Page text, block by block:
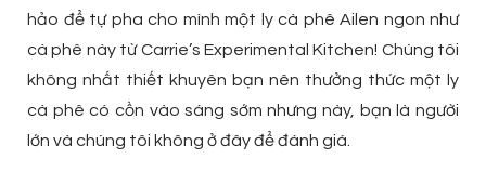
hảo để tự pha cho mình một ly cà phê Ailen ngon như
cà phê này từ Carrie’s Experimental Kitchen! Chúng tôi
không nhất thiết khuyên bạn nên thưởng thức một ly
cà phê có cồn vào sáng sớm nhưng này, bạn là người
lớn và chúng tôi không ở đây để đánh giá.